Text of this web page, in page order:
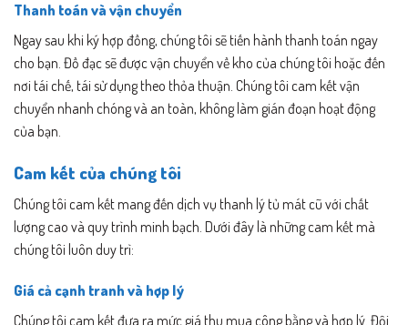
Thanh toán và vận chuyển
Ngay sau khi ký hợp đồng, chúng tôi sẽ tiến hành thanh toán ngay
cho bạn. Đồ đạc sẽ được vận chuyển về kho của chúng tôi hoặc đến
nơi tái chế, tái sử dụng theo thỏa thuận. Chúng tôi cam kết vận
chuyển nhanh chóng và an toàn, không làm gián đoạn hoạt động
của bạn.
Cam kết của chúng tôi
Chúng tôi cam kết mang đến dịch vụ thanh lý tủ mát cũ với chất
lượng cao và quy trình minh bạch. Dưới đây là những cam kết mà
chúng tôi luôn duy trì:
Giá cả cạnh tranh và hợp lý
Chúng tôi cam kết đưa ra mức giá thu mua công bằng và hợp lý. Đội